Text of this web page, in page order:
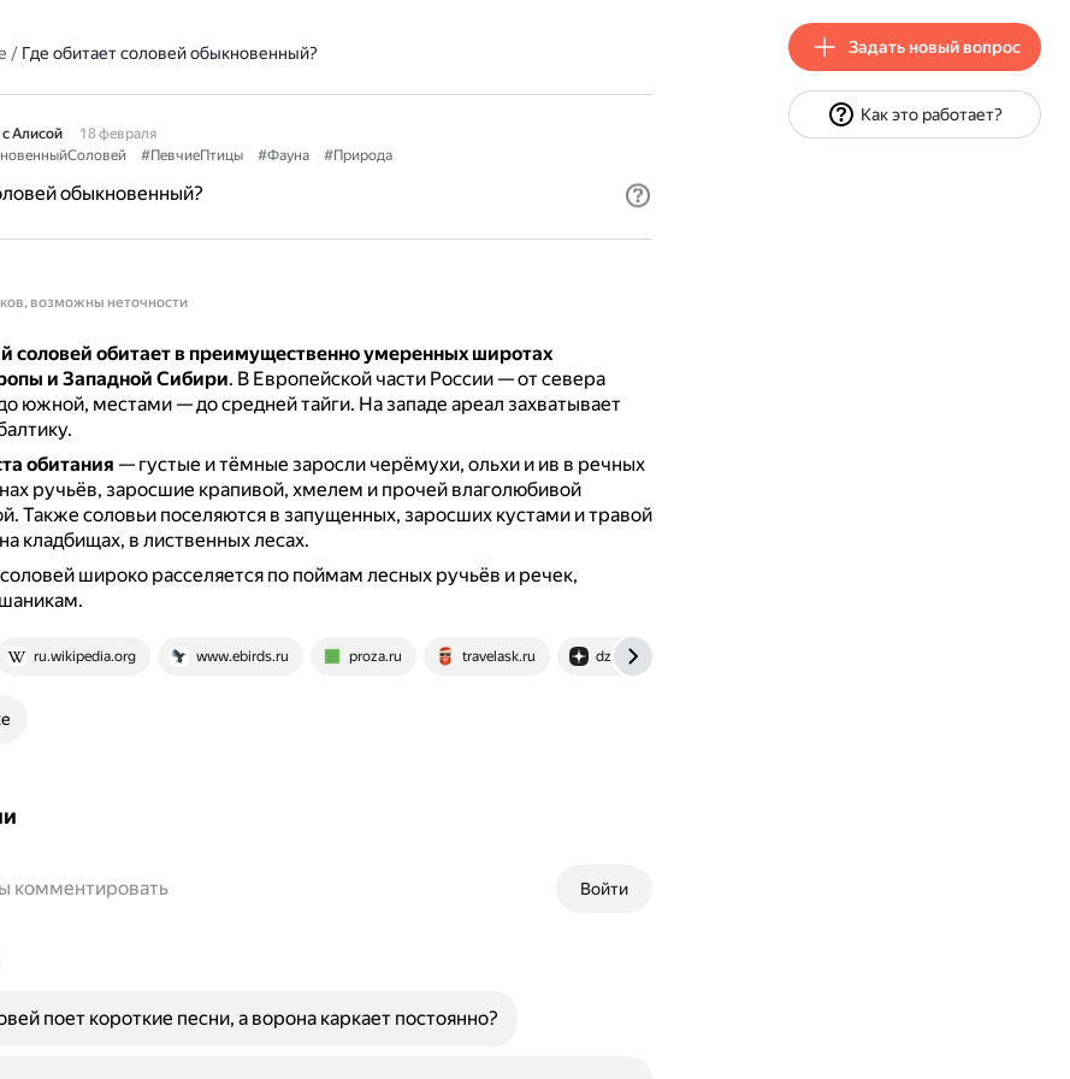
/ Где обитает соловей обыкновенный?
Алисой
18 февраля
#ПевчиеПтицы #Фауна #Природа
обыкновенный?
возможны неточности
соловей обитает в преимущественно умеренных широтах
и Западной Сибири. В Европейской части России — от севера
южной, местами — до средней тайги. На западе ареал захватывает
обитания — густые и тёмные заросли черёмухи, ольхи и ив в речных
ручьёв, заросшие крапивой, хмелем и прочей влаголюбивой
Также соловьи поселяются в запущенных, заросших кустами и травой
кладбищах, в лиственных лесах.
широко расселяется по поймам лесных ручьёв и речек,
ru.wikipedia.org www.ebirds.ru proza.ru travelask.ru dzen.ru
Войти
комментировать
поет короткие песни, а ворона каркает постоянно?
Задать новый вопрос
Как это работает?